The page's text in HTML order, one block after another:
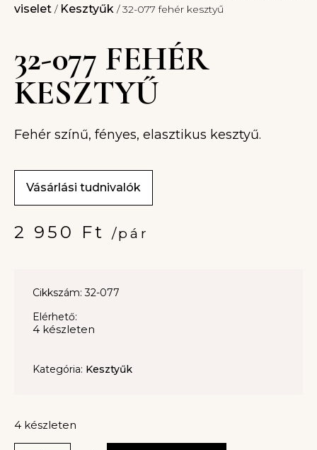
viselet / Kesztyűk / 32-077 fehér kesztyű
32-077 FEHÉR
KESZTYŰ
Fehér színű, fényes, elasztikus kesztyű.
Vásárlási tudnivalók
2 950 Ft /pár
Cikkszám: 32-077
Elérhető:
4 készleten
Kategória: Kesztyűk
4 készleten